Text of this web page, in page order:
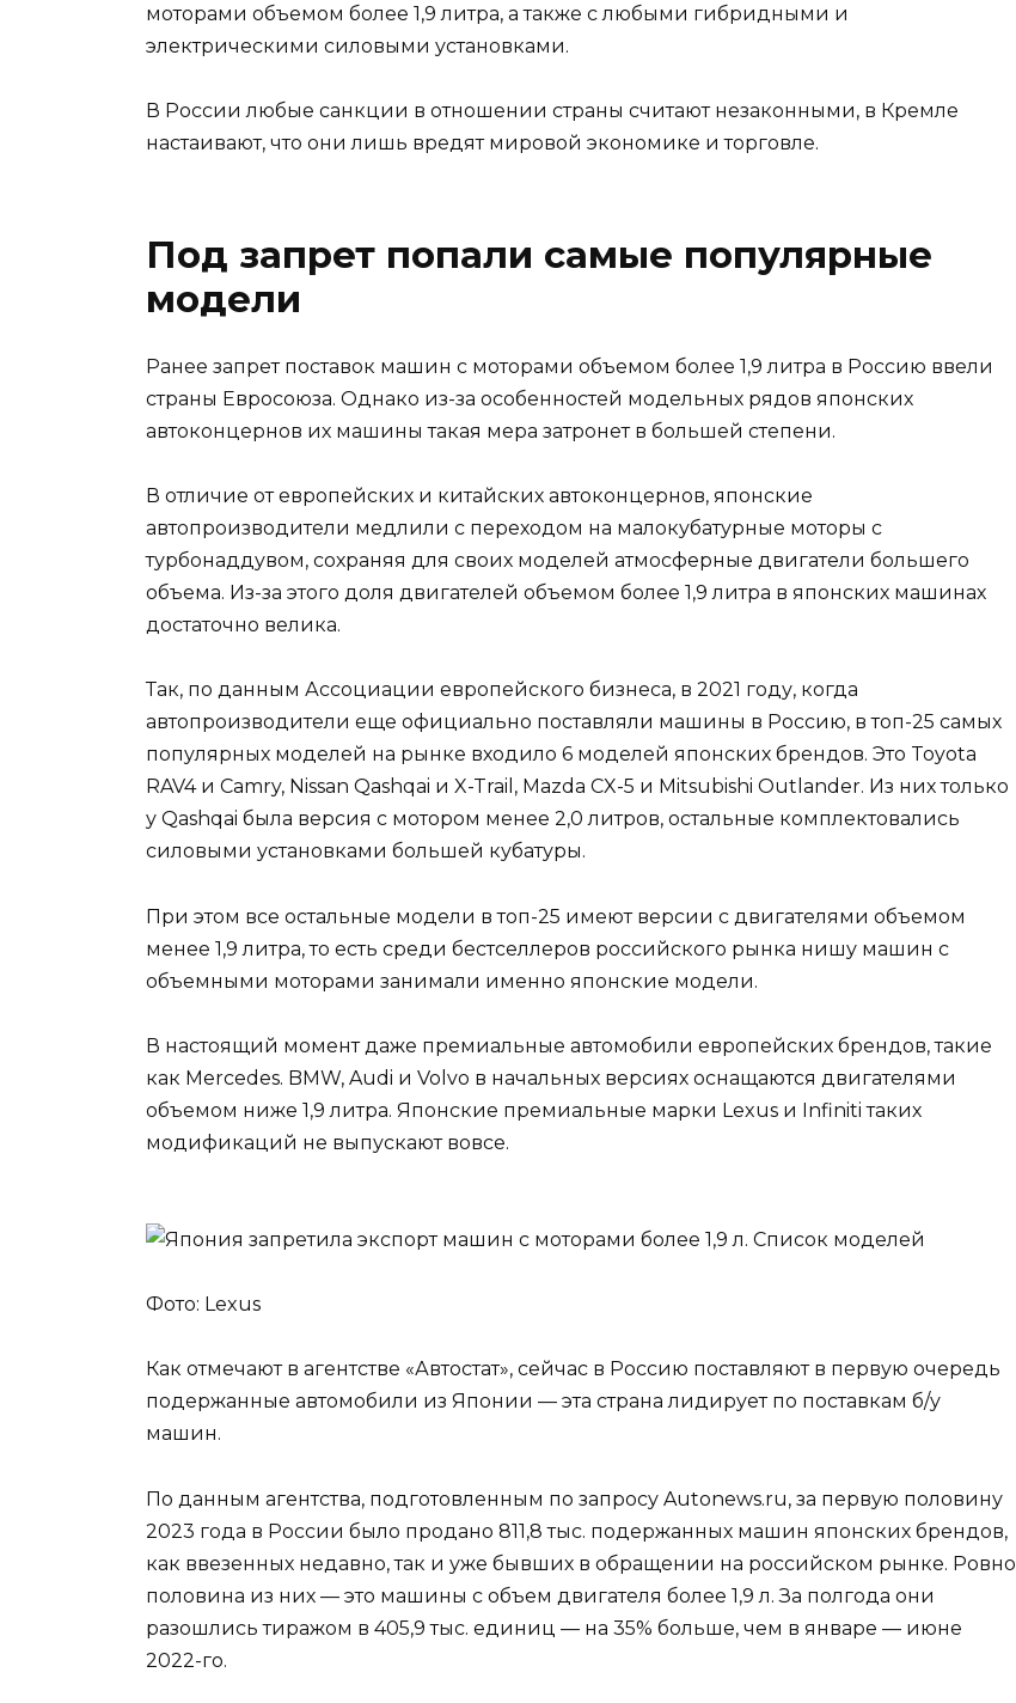
моторами объемом более 1,9 литра, а также с любыми гибридными и
электрическими силовыми установками.
В России любые санкции в отношении страны считают незаконными, в Кремле
настаивают, что они лишь вредят мировой экономике и торговле.
Под запрет попали самые популярные
модели
Ранее запрет поставок машин с моторами объемом более 1,9 литра в Россию ввели
страны Евросоюза. Однако из-за особенностей модельных рядов японских
автоконцернов их машины такая мера затронет в большей степени.
В отличие от европейских и китайских автоконцернов, японские
автопроизводители медлили с переходом на малокубатурные моторы с
турбонаддувом, сохраняя для своих моделей атмосферные двигатели большего
объема. Из-за этого доля двигателей объемом более 1,9 литра в японских машинах
достаточно велика.
Так, по данным Ассоциации европейского бизнеса, в 2021 году, когда
автопроизводители еще официально поставляли машины в Россию, в топ-25 самых
популярных моделей на рынке входило 6 моделей японских брендов. Это Toyota
RAV4 и Camry, Nissan Qashqai и X-Trail, Mazda CX-5 и Mitsubishi Outlander. Из них только
у Qashqai была версия с мотором менее 2,0 литров, остальные комплектовались
силовыми установками большей кубатуры.
При этом все остальные модели в топ-25 имеют версии с двигателями объемом
менее 1,9 литра, то есть среди бестселлеров российского рынка нишу машин с
объемными моторами занимали именно японские модели.
В настоящий момент даже премиальные автомобили европейских брендов, такие
как Mercedes. BMW, Audi и Volvo в начальных версиях оснащаются двигателями
объемом ниже 1,9 литра. Японские премиальные марки Lexus и Infiniti таких
модификаций не выпускают вовсе.
Фото: Lexus
Как отмечают в агентстве «Автостат», сейчас в Россию поставляют в первую очередь
подержанные автомобили из Японии — эта страна лидирует по поставкам б/у
машин.
По данным агентства, подготовленным по запросу Autonews.ru, за первую половину
2023 года в России было продано 811,8 тыс. подержанных машин японских брендов,
как ввезенных недавно, так и уже бывших в обращении на российском рынке. Ровно
половина из них — это машины с объем двигателя более 1,9 л. За полгода они
разошлись тиражом в 405,9 тыс. единиц — на 35% больше, чем в январе — июне
2022-го.